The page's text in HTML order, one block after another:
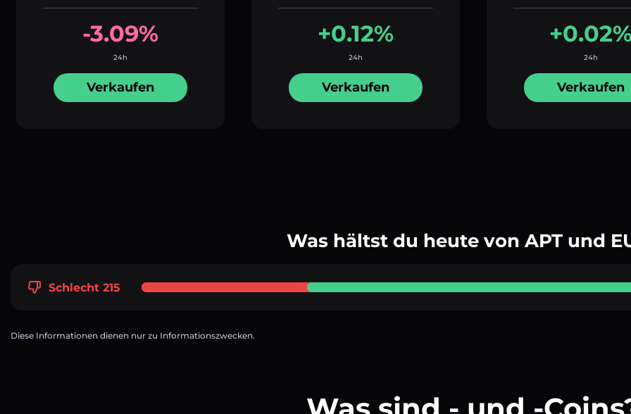
-3.09%
24h
Verkaufen
+0.12%
24h
Verkaufen
24h
Verkaufen
Was hältst du heute von APT und
Schlecht 215
Diese Informationen dienen nur zu Informationszwecken.